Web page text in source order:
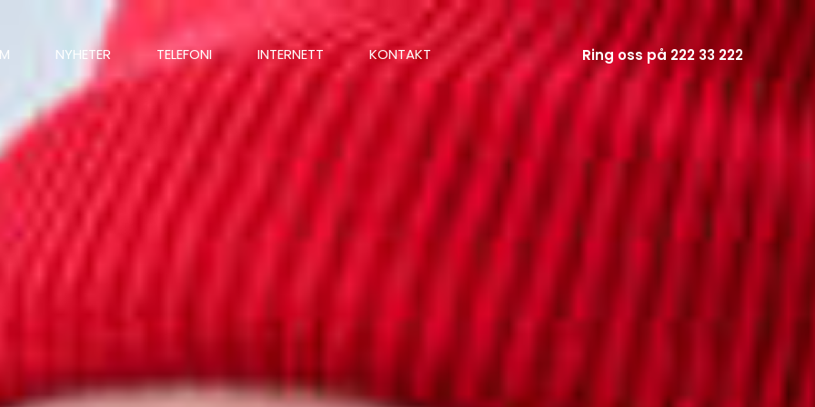
NYHETER TELEFONI INTERNETT KONTAKT Ring oss på 222 33 222